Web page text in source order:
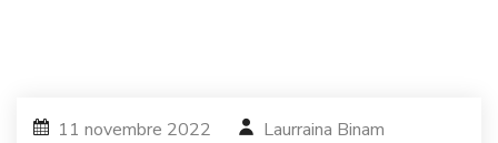
11 novembre 2022
Laurraina Binam